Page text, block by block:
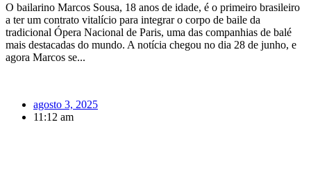
O bailarino Marcos Sousa, 18 anos de idade, é o primeiro brasileiro
a ter um contrato vitalício para integrar o corpo de baile da
tradicional Ópera Nacional de Paris, uma das companhias de balé
mais destacadas do mundo. A notícia chegou no dia 28 de junho, e
agora Marcos se...
agosto 3, 2025
11:12 am